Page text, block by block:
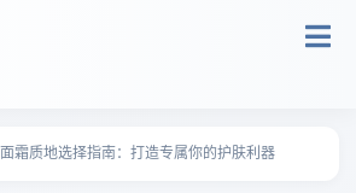
面霜质地选择指南：打造专属你的护肤利器